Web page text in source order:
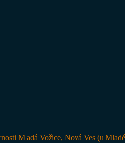
Mladá Vožice, Nová Ves (u Mladé